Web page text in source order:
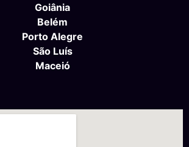
Goiânia
Belém
Porto Alegre
São Luís
Maceió